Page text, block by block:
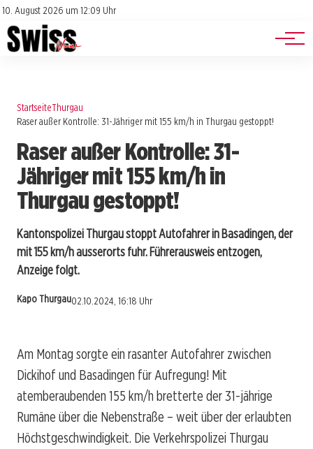
10. August 2026 um 12:09 Uhr
Impressum
Datenschutz
Jobs
Events
StartseiteThurgau
Raser außer Kontrolle: 31-Jähriger mit 155 km/h in Thurgau gestoppt!
Raser außer Kontrolle: 31-
Jähriger mit 155 km/h in
Thurgau gestoppt!
Kantonspolizei Thurgau stoppt Autofahrer in Basadingen, der
mit 155 km/h ausserorts fuhr. Führerausweis entzogen,
Anzeige folgt.
Kapo Thurgau02.10.2024, 16:18 Uhr
Am Montag sorgte ein rasanter Autofahrer zwischen
Dickihof und Basadingen für Aufregung! Mit
atemberaubenden 155 km/h bretterte der 31-jährige
Rumäne über die Nebenstraße – weit über der erlaubten
Höchstgeschwindigkeit. Die Verkehrspolizei Thurgau